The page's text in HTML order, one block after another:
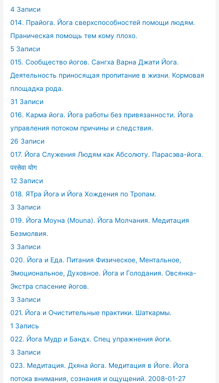
4 Записи
014. Прайога. Йога сверхспособностей помощи людям.
Праническая помощь тем кому плохо.
5 Записи
015. Сообщество йогов. Сангха Варна Джати Йога.
Деятельность приносящая пропитание в жизни. Кормовая
площадка рода.
31 Записи
016. Карма йога. Йога работы без привязанности. Йога
управления потоком причины и следствия.
26 Записи
017. Йога Служения Людям как Абсолюту. Парасэва-йога.
परसेवा योग
12 Записи
018. ЯТра Йога и Йога Хождения по Тропам.
3 Записи
019. Йога Моуна (Mouna). Йога Молчания. Медитация
Безмолвия.
3 Записи
020. Йога и Еда. Питания Физическое, Ментальное,
Эмоциональное, Духовное. Йога и Голодания. Овсянка-
Экстра спасение йогов.
3 Записи
021. Йога и Очистительные практики. Шаткармы.
1 Запись
022. Йога Мудр и Бандх. Спец упражнения йоги.
3 Записи
023. Медитация. Дхяна йога. Медитация в Йоге. Йога
потока внимания, сознания и ощущений. 2008-01-27